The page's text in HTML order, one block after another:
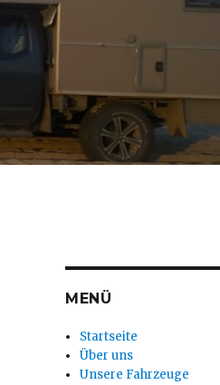
MENÜ
Startseite
Über uns
Unsere Fahrzeuge